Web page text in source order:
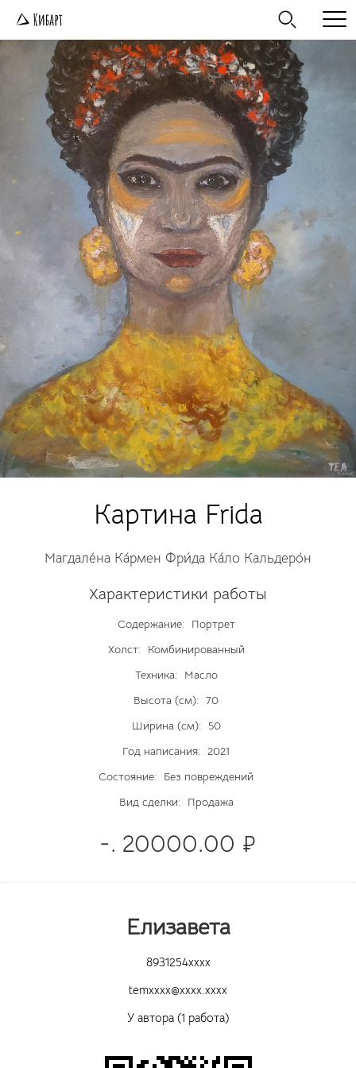
Картина Frida
Магдале́на Ка́рмен Фри́да Ка́ло Кальдеро́н
Характеристики работы
Содержание:
Портрет
Холст:
Комбинированный
Техника:
Масло
Высота (см): 70
Ширина (см):
50
Год написания: 2021
Состояние:
Без повреждений
Вид сделки:
Продажа
-. 20000.00 ₽
Елизавета
8931254xxxx
temxxxx@xxxx.xxxx
У автора (1 работа)